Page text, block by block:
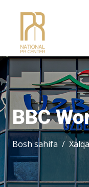
BBC
Bosh sahifa